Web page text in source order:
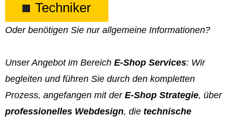
Techniker
Oder benötigen Sie nur allgemeine Informationen?
Unser Angebot im Bereich E-Shop Services: Wir
begleiten und führen Sie durch den kompletten
Prozess, angefangen mit der E-Shop Strategie, über
professionelles Webdesign, die technische